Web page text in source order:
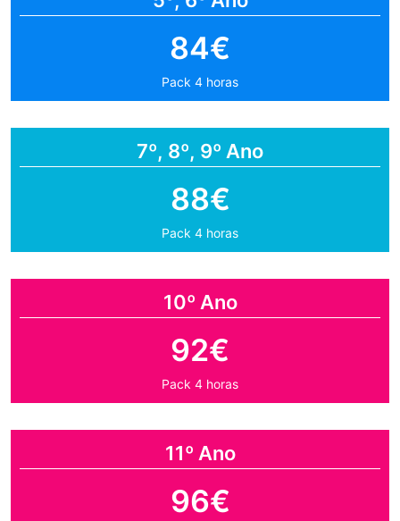
84€
Pack 4 horas
7º, 8º, 9º Ano
88€
Pack 4 horas
10º Ano
92€
Pack 4 horas
11º Ano
96€